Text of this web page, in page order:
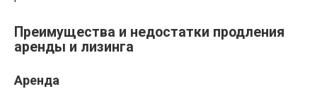
Преимущества и недостатки продления
аренды и лизинга
Аренда